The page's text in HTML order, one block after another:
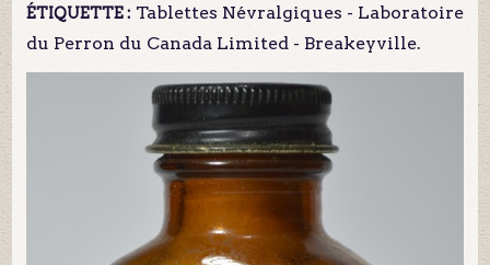
ÉTIQUETTE : Tablettes Névralgiques - Laboratoire
du Perron du Canada Limited - Breakeyville.